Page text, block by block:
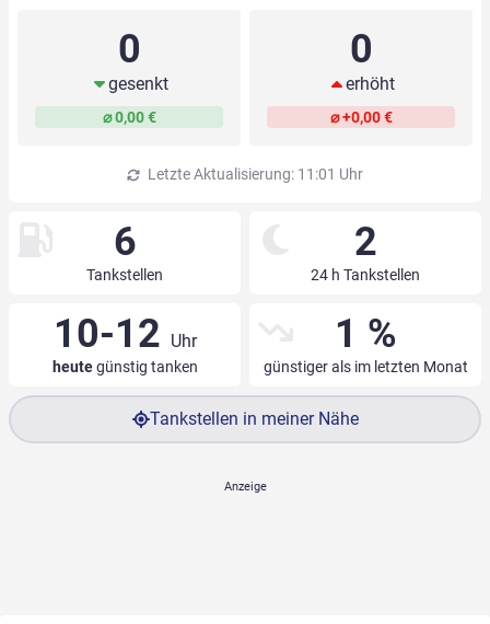
0
gesenkt
⌀ 0,00 €
0
erhöht
⌀ +0,00 €
Letzte Aktualisierung: 11:01 Uhr
6
Tankstellen
2
24 h Tankstellen
10-12 Uhr
heutegünstig tanken
1 %
günstiger als im letzten Monat
Tankstellen in meiner Nähe